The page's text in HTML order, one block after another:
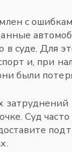
с
в суде. Для
и, при
были
Суд